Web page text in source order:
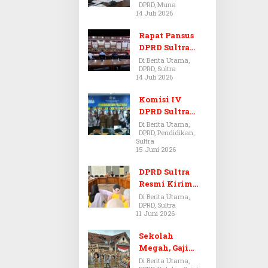
Dugaan Jual
Beli Tanah
Bermasalah di
Muna
DPRD, Muna
14 Juli 2026
Rapat Pansus
DPRD Sultra
Diskors Dua
Kali Akibat
Ketidakhadira
n Pj Sekda
Di Berita Utama,
DPRD, Sultra
14 Juli 2026
Komisi IV
DPRD Sultra
Kawal Hak
Guru,
Rencanakan
Pendidikan
Di Berita Utama,
DPRD, Pendidikan,
Sultra
15 Juni 2026
DPRD Sultra
Resmi Kirim
Aspirasi Tolak
Peraturan
BPOM No. 5
Tahun 2026 ke
Komisi IX DPR
Di Berita Utama,
DPRD, Sultra
11 Juni 2026
Sekolah
Megah, Gaji
Guru Berdarah-
Di Berita Utama,